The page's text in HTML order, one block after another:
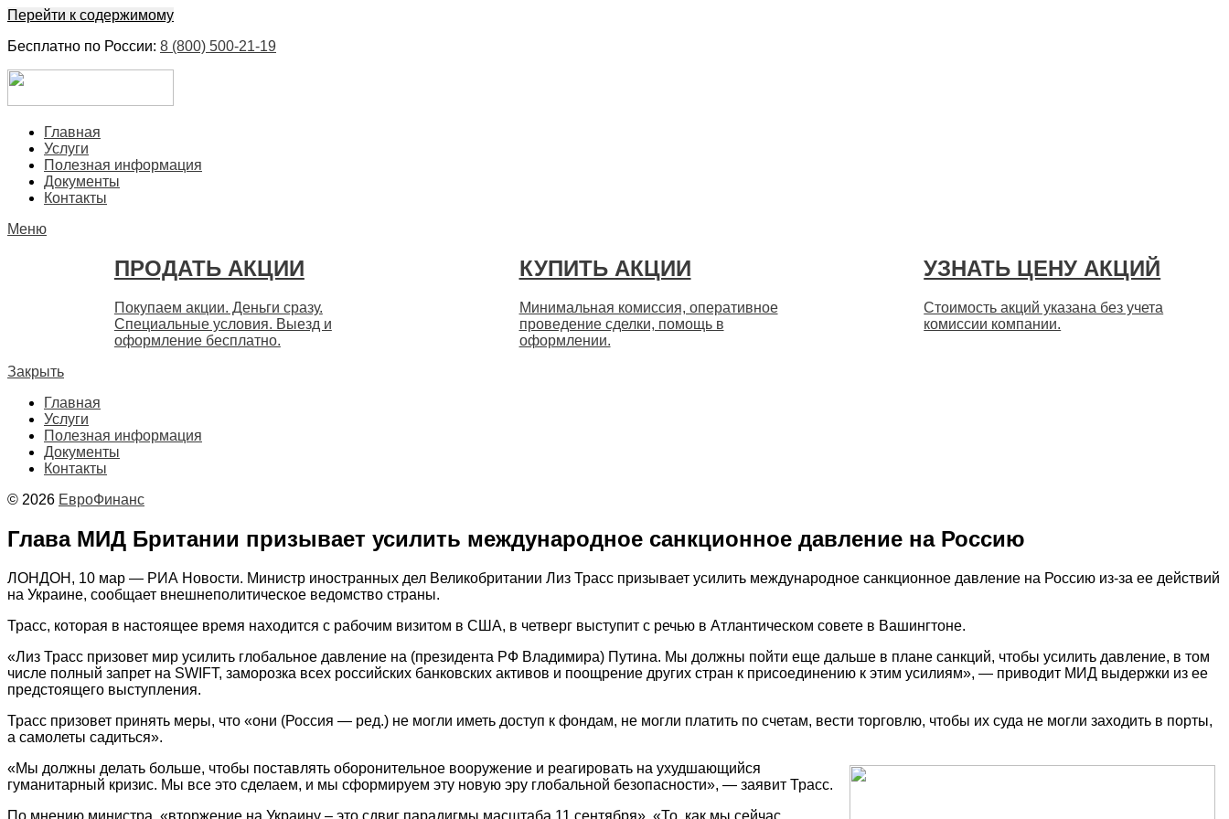
Перейти к содержимому
Бесплатно по России: 8 (800) 500-21-19
Главная
Услуги
Полезная информация
Документы
Контакты
Меню
ПРОДАТЬ АКЦИИ
Покупаем акции. Деньги сразу.
Специальные условия. Выезд и
оформление бесплатно.
КУПИТЬ АКЦИИ
Минимальная комиссия, оперативное
проведение сделки, помощь в
оформлении.
УЗНАТЬ ЦЕНУ АКЦИЙ
Стоимость акций указана без учета
комиссии компании.
Закрыть
Главная
Услуги
Полезная информация
Документы
Контакты
© 2026 ЕвроФинанс
Глава МИД Британии призывает усилить международное санкционное давление на Россию
ЛОНДОН, 10 мар — РИА Новости. Министр иностранных дел Великобритании Лиз Трасс призывает усилить международное санкционное давление на Россию из-за ее действий
на Украине, сообщает внешнеполитическое ведомство страны.
Трасс, которая в настоящее время находится с рабочим визитом в США, в четверг выступит с речью в Атлантическом совете в Вашингтоне.
«Лиз Трасс призовет мир усилить глобальное давление на (президента РФ Владимира) Путина. Мы должны пойти еще дальше в плане санкций, чтобы усилить давление, в том
числе полный запрет на SWIFT, заморозка всех российских банковских активов и поощрение других стран к присоединению к этим усилиям», — приводит МИД выдержки из ее
предстоящего выступления.
Трасс призовет принять меры, что «они (Россия — ред.) не могли иметь доступ к фондам, не могли платить по счетам, вести торговлю, чтобы их суда не могли заходить в порты,
а самолеты садиться».
«Мы должны делать больше, чтобы поставлять оборонительное вооружение и реагировать на ухудшающийся
гуманитарный кризис. Мы все это сделаем, и мы сформируем эту новую эру глобальной безопасности», — заявит Трасс.
По мнению министра, «вторжение на Украину – это сдвиг парадигмы масштаба 11 сентября». «То, как мы сейчас